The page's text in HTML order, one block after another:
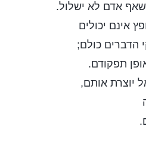
אדם לא ישלול.
אינם יכולים
הדברים כולם;
תפקודם.
יוצרת אותם,